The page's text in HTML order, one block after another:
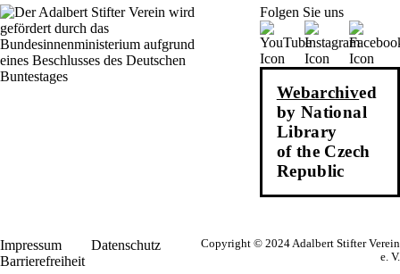
Folgen Sie uns
Webarchived
by National
Library
of the Czech
Republic
Impressum
Datenschutz
Barrierefreiheit
Copyright © 2024 Adalbert Stifter Verein
e. V.